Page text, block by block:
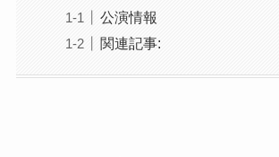
公演情報
関連記事: